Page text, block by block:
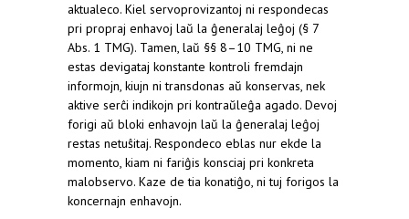
aktualeco. Kiel servoprovizantoj ni respondecas
pri propraj enhavoj laŭ la ĝeneralaj leĝoj (§ 7
Abs. 1 TMG). Tamen, laŭ §§ 8–10 TMG, ni ne
estas devigataj konstante kontroli fremdajn
informojn, kiujn ni transdonas aŭ konservas, nek
aktive serĉi indikojn pri kontraŭleĝa agado. Devoj
forigi aŭ bloki enhavojn laŭ la ĝeneralaj leĝoj
restas netuŝitaj. Respondeco eblas nur ekde la
momento, kiam ni fariĝis konsciaj pri konkreta
malobservo. Kaze de tia konatiĝo, ni tuj forigos la
koncernajn enhavojn.